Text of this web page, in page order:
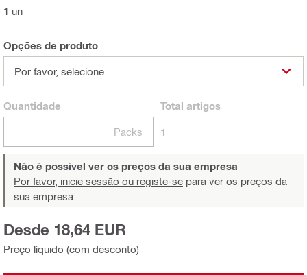
1 un
Opções de produto
Por favor, selecione
Quantidade
Packs
Total artigos
1
Não é possível ver os preços da sua empresa
Por favor, inicie sessão ou registe-se para ver os preços da
sua empresa.
Preço líquido (com desconto)
Desde 18,64 EUR